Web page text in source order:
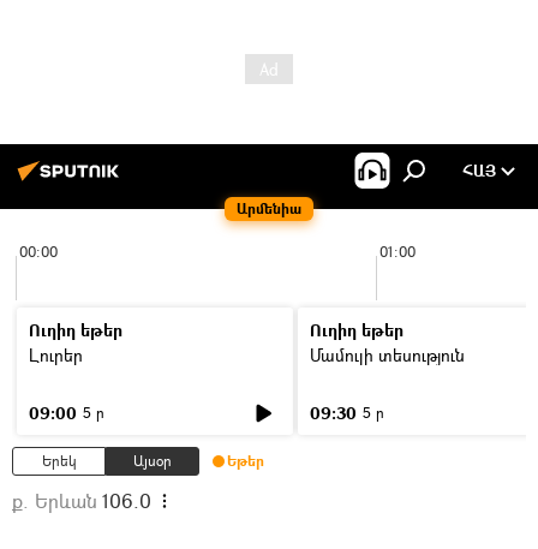
Արմենիա
ՀԱՅ
00:00 01:00
Ուղիղ եթեր
Լուրեր
09:00 5 ր
Ուղիղ եթեր
Մամուլի տեսություն
09:30 5 ր
Երեկ Այսօր Եթեր
ք. Երևան 106.0